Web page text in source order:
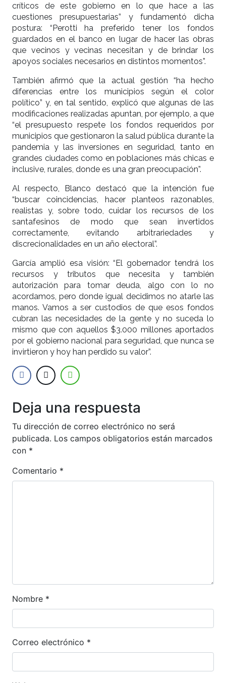
críticos de este gobierno en lo que hace a las
cuestiones presupuestarias” y fundamentó dicha
postura: “Perotti ha preferido tener los fondos
guardados en el banco en lugar de hacer las obras
que vecinos y vecinas necesitan y de brindar los
apoyos sociales necesarios en distintos momentos”.
También afirmó que la actual gestión “ha hecho
diferencias entre los municipios según el color
político” y, en tal sentido, explicó que algunas de las
modificaciones realizadas apuntan, por ejemplo, a que
“el presupuesto respete los fondos requeridos por
municipios que gestionaron la salud pública durante la
pandemia y las inversiones en seguridad, tanto en
grandes ciudades como en poblaciones más chicas e
inclusive, rurales, donde es una gran preocupación”.
Al respecto, Blanco destacó que la intención fue
“buscar coincidencias, hacer planteos razonables,
realistas y, sobre todo, cuidar los recursos de los
santafesinos de modo que sean invertidos
correctamente, evitando arbitrariedades y
discrecionalidades en un año electoral”.
García amplió esa visión: “El gobernador tendrá los
recursos y tributos que necesita y también
autorización para tomar deuda, algo con lo no
acordamos, pero donde igual decidimos no atarle las
manos. Vamos a ser custodios de que esos fondos
cubran las necesidades de la gente y no suceda lo
mismo que con aquellos $3.000 millones aportados
por el gobierno nacional para seguridad, que nunca se
invirtieron y hoy han perdido su valor”.
Deja una respuesta
Tu dirección de correo electrónico no será
publicada. Los campos obligatorios están marcados
con *
Comentario *
Nombre *
Correo electrónico *